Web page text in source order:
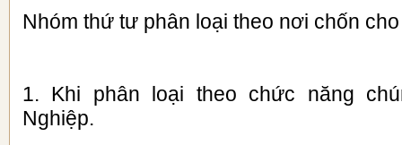
Nhóm thứ tư phân loại theo nơi chốn
1. Khi phân loại theo chức năng
Nghiệp.